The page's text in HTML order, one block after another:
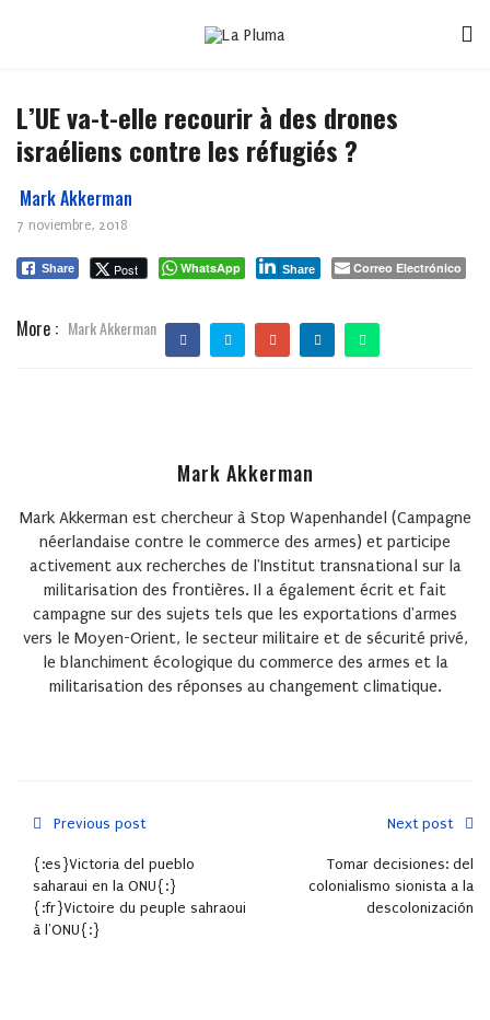
L’UE va-t-elle recourir à des drones
israéliens contre les réfugiés ?
Mark Akkerman
7 noviembre, 2018
Share Post WhatsApp Share Correo Electrónico
More : Mark Akkerman
Mark Akkerman
Mark Akkerman est chercheur à Stop Wapenhandel (Campagne
néerlandaise contre le commerce des armes) et participe
activement aux recherches de l'Institut transnational sur la
militarisation des frontières. Il a également écrit et fait
campagne sur des sujets tels que les exportations d'armes
vers le Moyen-Orient, le secteur militaire et de sécurité privé,
le blanchiment écologique du commerce des armes et la
militarisation des réponses au changement climatique.
Previous post
{:es}Victoria del pueblo
saharaui en la ONU{:}
{:fr}Victoire du peuple sahraoui
à l'ONU{:}
Next post
Tomar decisiones: del
colonialismo sionista a la
descolonización